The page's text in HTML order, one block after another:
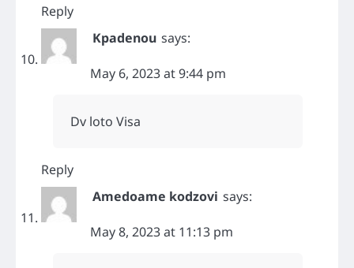
Reply
Kpadenou says:
May 6, 2023 at 9:44 pm
Dv loto Visa
Reply
Amedoame kodzovi says:
May 8, 2023 at 11:13 pm